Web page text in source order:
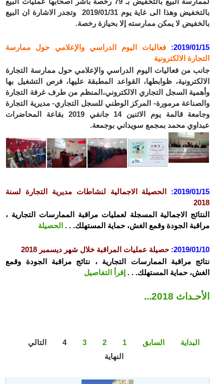
بالتخفيض وهذا الى غاية يوم 2019/01/31 وتجدر الاشارة ان البيع
بالخفيض لا يمكن ممارسته إلا بحيازة رخصة.
2019/01/15
: فعاليات اليوم الدراسي والإعلامي حول ممارسة
التجارة الالكترونية
جانب من فعاليات اليوم الدراسي والإعلامي حول ممارسة التجارة
الالكترونية، ظوابطها، القواعد المطبقة عليها، فرص التشغيل بها
وأهمية السجل التجاري الالكتروني،المنظم من طرف غرفة التجارة
والصناعة مرمورة- المركز الوطني للسجل التجاري- مديرية التجارة
وجامعة قالمة يوم الاثنين 14 جانفي 2019 بقاعة المحاضرات
عبداوي محمد بمجمع سويداني بوجمعة.
2019/01/15
: الحصيلة الاجمالية لنشاطات مديرية التجارة لسنة
2018
النتائج الاجمالية المسجلة لعمليات مراقبة الممارسات التجارية ،
مراقبة الجودة وقمع الغش، حماية المستهلك. . . الحصيلة
2019/01/10
: حصيلة عمليات المراقبة خلال شهر ديسمبر 2018
نتائج مراقبة الممارسات التجارية ، نتائج مراقبة الجودة وقمع
الغش، حماية المستهلك. . . إقرأ التفاصيل
الأحـداث 2018...
البداية السابق 1
2
3
4
التالي
النهاية